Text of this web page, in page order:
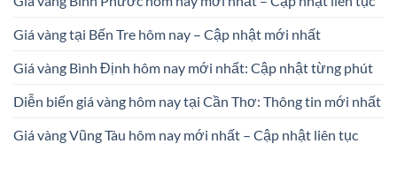
Giá vàng tại Bến Tre hôm nay – Cập nhật mới nhất
Giá vàng Bình Định hôm nay mới nhất: Cập nhật từng phút
Diễn biến giá vàng hôm nay tại Cần Thơ: Thông tin mới nhất
Giá vàng Vũng Tàu hôm nay mới nhất – Cập nhật liên tục